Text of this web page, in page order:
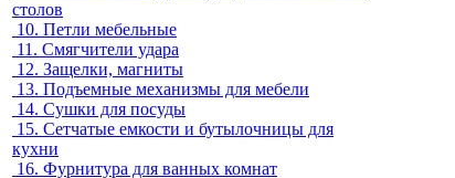
столов
10. Петли мебельные
11. Смягчители удара
12. Защелки, магниты
13. Подъемные механизмы для мебели
14. Сушки для посуды
15. Сетчатые емкости и бутылочницы для
кухни
16. Фурнитура для ванных комнат